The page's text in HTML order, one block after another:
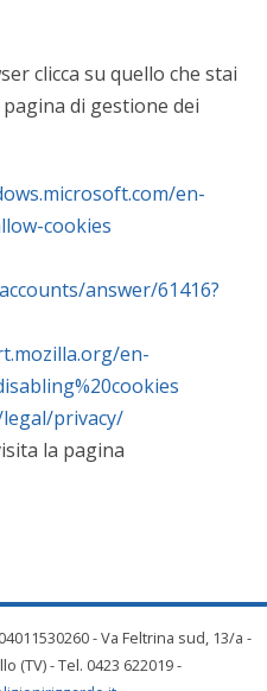
clicca su quello che stai
di gestione dei
en-
cookies
answer/61416?
en-
privacy/
la pagina
- Va Feltrina sud, 13/a -
(TV) - Tel. 0423 622019 -